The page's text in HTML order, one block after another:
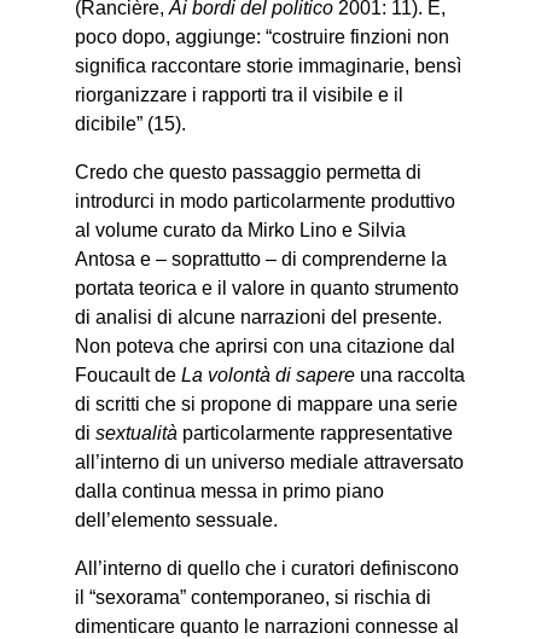
(Rancière,Ai bordi del politico 2001: 11). E,
poco dopo, aggiunge: “costruire finzioni non
significa raccontare storie immaginarie, bensì
riorganizzare i rapporti tra il visibile e il
dicibile” (15).
Credo che questo passaggio permetta di
introdurci in modo particolarmente produttivo
al volume curato da Mirko Lino e Silvia
Antosa e – soprattutto – di comprenderne la
portata teorica e il valore in quanto strumento
di analisi di alcune narrazioni del presente.
Non poteva che aprirsi con una citazione dal
Foucault deLa volontà di sapere una raccolta
di scritti che si propone di mappare una serie
disextualità particolarmente rappresentative
all’interno di un universo mediale attraversato
dalla continua messa in primo piano
dell’elemento sessuale.
All’interno di quello che i curatori definiscono
il “sexorama” contemporaneo, si rischia di
dimenticare quanto le narrazioni connesse al